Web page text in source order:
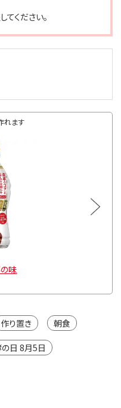
ください。
れます
味
作り置き 朝食
日 8月5日